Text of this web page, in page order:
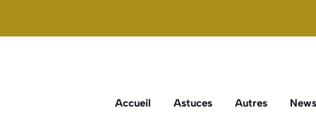
Accueil Astuces Autres News